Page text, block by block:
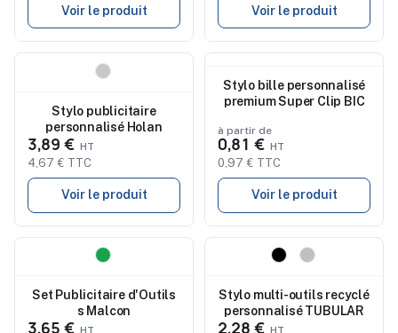
Voir le produit Voir le produit
Stylo publicitaire
personnalisé Holan
3,89 €
4,67 € TTC
Voir le produit
Stylo bille personnalisé
premium Super Clip BIC
à partir de
0,81 €
0,97 € TTC
Voir le produit
Set Publicitaire d'Outils
s Malcon
3,65 €
Stylo multi-outils recyclé
personnalisé TUBULAR
2,28 €